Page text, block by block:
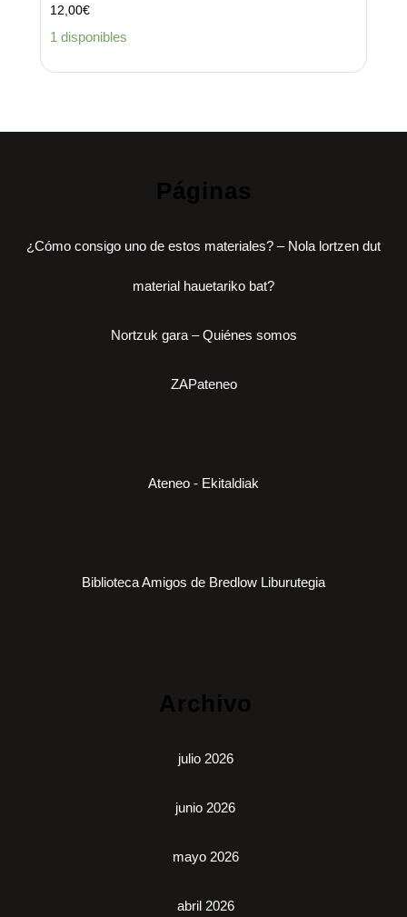
12,00€
1 disponibles
Páginas
¿Cómo consigo uno de estos materiales? – Nola lortzen dut
material hauetariko bat?
Nortzuk gara – Quiénes somos
ZAPateneo
Ateneo - Ekitaldiak
Biblioteca Amigos de Bredlow Liburutegia
Archivo
julio 2026
junio 2026
mayo 2026
abril 2026